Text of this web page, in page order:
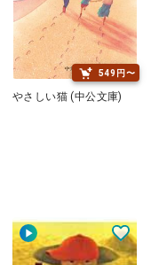
549円〜
やさしい猫 (中公文庫)